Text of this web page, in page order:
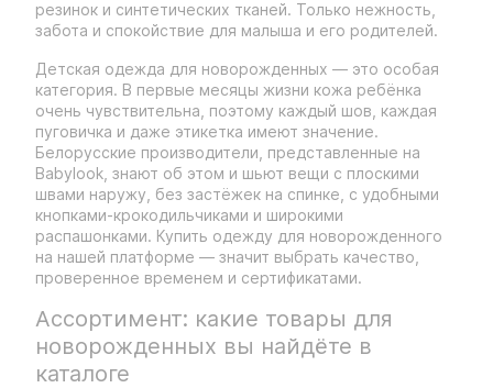
резинок и синтетических тканей. Только нежность,
забота и спокойствие для малыша и его родителей.
Детская одежда для новорожденных — это особая
категория. В первые месяцы жизни кожа ребёнка
очень чувствительна, поэтому каждый шов, каждая
пуговичка и даже этикетка имеют значение.
Белорусские производители, представленные на
Babylook, знают об этом и шьют вещи с плоскими
швами наружу, без застёжек на спинке, с удобными
кнопками-крокодильчиками и широкими
распашонками. Купить одежду для новорожденного
на нашей платформе — значит выбрать качество,
проверенное временем и сертификатами.
Ассортимент: какие товары для
новорожденных вы найдёте в
каталоге